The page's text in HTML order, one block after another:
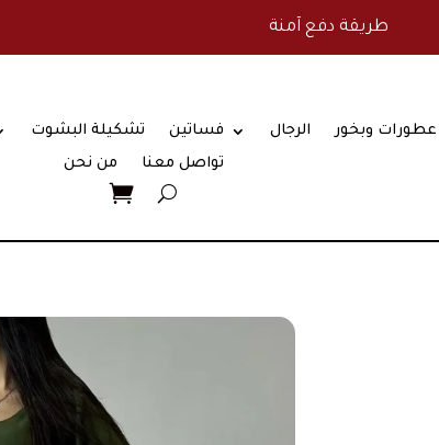
طريقة دفع آمنة
تشكيلة البشوت فساتين الرجال عطورات وبخور
من نحن
تواصل معنا